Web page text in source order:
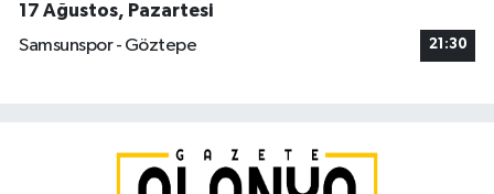
17 Ağustos, Pazartesi
Samsunspor - Göztepe
21:30